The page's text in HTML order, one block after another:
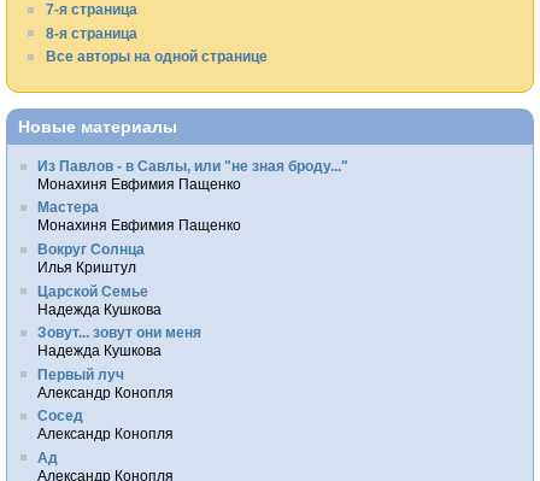
7-я страница
8-я страница
Все авторы на одной странице
Новые материалы
Из Павлов - в Савлы, или "не зная броду..."
Монахиня Евфимия Пащенко
Мастера
Монахиня Евфимия Пащенко
Вокруг Солнца
Илья Криштул
Царской Семье
Надежда Кушкова
Зовут... зовут они меня
Надежда Кушкова
Первый луч
Александр Конопля
Сосед
Александр Конопля
Ад
Александр Конопля